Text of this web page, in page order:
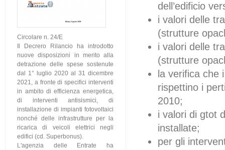
Circolare n. 24/E
Il Decrero Rilancio ha introdotto
nuove disposizioni in merito alla
detrazione delle spese sostenute
dal 1° luglio 2020 al 31 dicembre
2021, a fronte di specifici interventi
in ambito di efficienza energetica,
di interventi antisismici, di
installazione di impianti fotovoltaici
nonché delle infrastrutture per la
ricarica di veicoli elettrici negli
edifici (cd. Superbonus).
L'agenzia delle Entrate ha
dell’edificio
i valori delle
(strutture
i valori delle
(strutture
la verifica che
rispettino i
2010;
i valori di gtot
installate;
per gli